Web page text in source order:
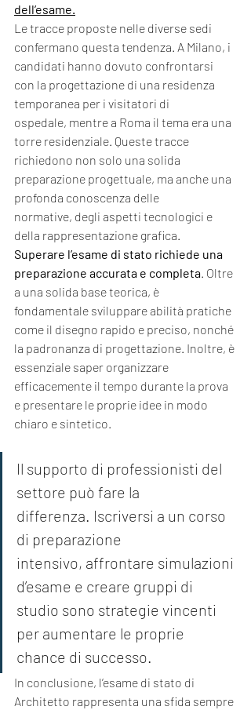
dell’esame.
Le tracce proposte nelle diverse sedi
confermano questa tendenza. A Milano, i
candidati hanno dovuto confrontarsi
con la progettazione di una residenza
temporanea per i visitatori di
ospedale, mentre a Roma il tema era una
torre residenziale. Queste tracce
richiedono non solo una solida
preparazione progettuale, ma anche una
profonda conoscenza delle
normative, degli aspetti tecnologici e
della rappresentazione grafica.
Superare l’esame di stato richiede una
preparazione accurata e completa. Oltre
a una solida base teorica, è
fondamentale sviluppare abilità pratiche
come il disegno rapido e preciso, nonché
la padronanza di progettazione. Inoltre, è
essenziale saper organizzare
efficacemente il tempo durante la prova
e presentare le proprie idee in modo
chiaro e sintetico.
Il supporto di professionisti del
settore può fare la
differenza. Iscriversi a un corso
di preparazione
intensivo, affrontare simulazioni
d’esame e creare gruppi di
studio sono strategie vincenti
per aumentare le proprie
chance di successo.
In conclusione, l’esame di stato di
Architetto rappresenta una sfida sempre